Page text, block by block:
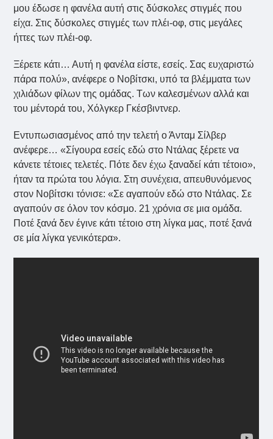
μου έδωσε η φανέλα αυτή στις δύσκολες στιγμές που
είχα. Στις δύσκολες στιγμές των πλέι-οφ, στις μεγάλες
ήττες των πλέι-οφ.
Ξέρετε κάτι… Αυτή η φανέλα είστε, εσείς. Σας ευχαριστώ
πάρα πολύ», ανέφερε ο Νοβίτσκι, υπό τα βλέμματα των
χιλιάδων φίλων της ομάδας. Των καλεσμένων αλλά και
του μέντορά του, Χόλγκερ Γκέσβιντνερ.
Εντυπωσιασμένος από την τελετή ο Άνταμ Σίλβερ
ανέφερε… «Σίγουρα εσείς εδώ στο Ντάλας ξέρετε να
κάνετε τέτοιες τελετές. Πότε δεν έχω ξαναδεί κάτι τέτοιο»,
ήταν τα πρώτα του λόγια. Στη συνέχεια, απευθυνόμενος
στον Νοβίτσκι τόνισε: «Σε αγαπούν εδώ στο Ντάλας. Σε
αγαπούν σε όλον τον κόσμο. 21 χρόνια σε μια ομάδα.
Ποτέ ξανά δεν έγινε κάτι τέτοιο στη λίγκα μας, ποτέ ξανά
σε μία λίγκα γενικότερα».